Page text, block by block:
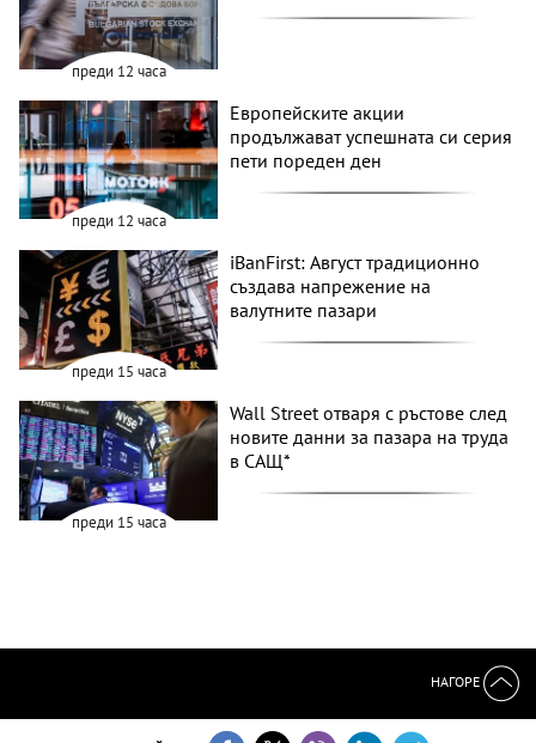
преди 12 часа
преди 12 часа
Европейските акции
продължават успешната си серия
пети пореден ден
преди 15 часа
iBanFirst: Август традиционно
създава напрежение на
валутните пазари
преди 15 часа
Wall Street отваря с ръстове след
новите данни за пазара на труда
в САЩ*
НАГОРЕ